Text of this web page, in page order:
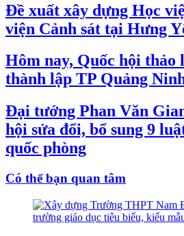
Đề xuất xây dựng Học
viện Cảnh sát tại Hưng
Hôm nay, Quốc hội thảo
thành lập TP Quảng
Đại tướng Phan Văn
hội sửa đổi, bổ sung 9
quốc phòng
Có thể bạn quan tâm